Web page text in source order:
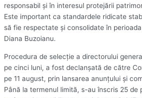
responsabil şi în interesul protejării
Este important ca standardele ridicate
să fie respectate şi consolidate în
Diana Buzoianu.
Procedura de selecţie a directorului
pe cinci luni, a fost declanşată de către
pe 11 august, prin lansarea anunţului şi
Până la termenul limită, s-au înscris 25 de